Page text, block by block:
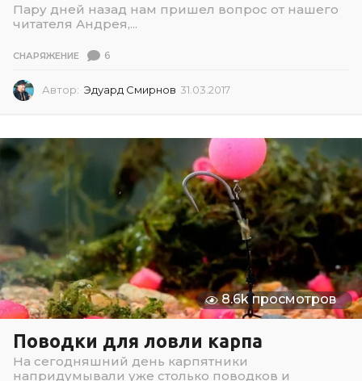
Пару дней назад нам пришел вопрос от нашего
читателя Андрея,...
СНАРЯЖЕНИЕ 6
Автор: Эдуард Смирнов 31.03.2017
0
3
.
2
0
1
7
8.6k просмотров
Поводки для ловли карпа
На сегодняшний день карпятники
напридумывали уже столько поводков и